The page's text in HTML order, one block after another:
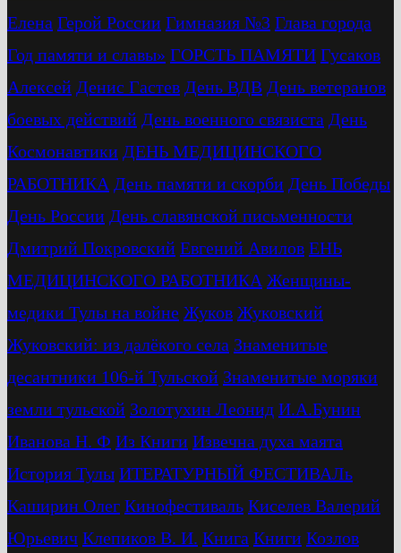
Елена Герой России Гимназия №3 Глава города
Год памяти и славы» ГОРСТЬ ПАМЯТИ Гусаков
Алексей Денис Гастев День ВДВ День ветеранов
боевых действий День военного связиста День
Космонавтики ДЕНЬ МЕДИЦИНСКОГО
РАБОТНИКА День памяти и скорби День Победы
День России День славянской письменности
Дмитрий Покровский Евгений Авилов ЕНЬ
МЕДИЦИНСКОГО РАБОТНИКА Женщины-
медики Тулы на войне Жуков Жуковский
Жуковский: из далёкого села Знаменитые
десантники 106-й Тульской Знаменитые моряки
земли тульской Золотухин Леонид И.А.Бунин
Иванова Н. Ф Из Книги Извечна духа маята
История Тулы ИТЕРАТУРНЫЙ ФЕСТИВАЛь
Каширин Олег Кинофестиваль Киселев Валерий
Юрьевич Клепиков В. И. Книга Книги Козлов